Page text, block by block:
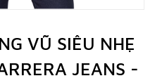
VŨ SIÊU NHẸ
JEANS -